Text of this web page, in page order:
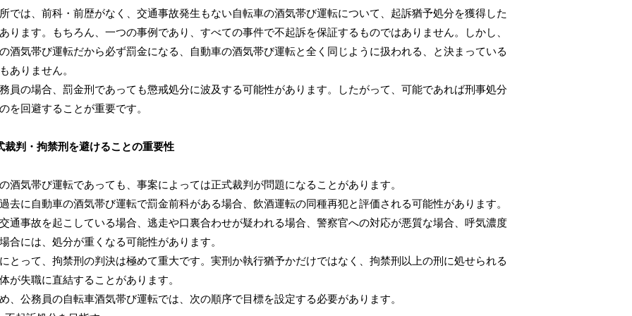
では、前科・前歴がなく、交通事故発生もない自転車の酒気帯び運転について、起訴猶予処分を獲得した
ります。もちろん、一つの事例であり、すべての事件で不起訴を保証するものではありません。しかし、
酒気帯び運転だから必ず罰金になる、自動車の酒気帯び運転と全く同じように扱われる、と決まっている
ありません。
員の場合、罰金刑であっても懲戒処分に波及する可能性があります。したがって、可能であれば刑事処分
を回避することが重要です。
判・拘禁刑を避けることの重要性
酒気帯び運転であっても、事案によっては正式裁判が問題になることがあります。
去に自動車の酒気帯び運転で罰金前科がある場合、飲酒運転の同種再犯と評価される可能性があります。
通事故を起こしている場合、逃走や口裏合わせが疑われる場合、警察官への対応が悪質な場合、呼気濃度
合には、処分が重くなる可能性があります。
とって、拘禁刑の判決は極めて重大です。実刑か執行猶予かだけではなく、拘禁刑以上の刑に処せられる
が失職に直結することがあります。
、公務員の自転車酒気帯び運転では、次の順序で目標を設定する必要があります。